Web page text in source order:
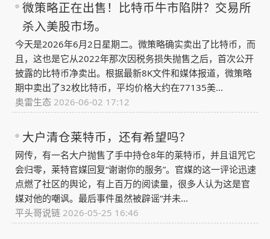
微策略正在出售！比特币牛市陷阱？交易所
杀入美股市场。
今天是2026年6月2日星期二。微策略确实卖出了比特币，而
且，这也是它从2022年那次因税务损失抛售之后，首次公开
披露的比特币净卖出。根据最新8K文件和媒体报道，微策略
期中卖出了32枚比特币，平均价格大约在77135美...
奥雷生态 2026-06-02 17:12
大户清仓莱特币，还有希望吗？
网传，有一名大户抛售了手中持仓8年的莱特币，并且诅咒它
会归零，莱特官媒回复“谢谢你的服务”。官媒的这一评论迅速
点燃了社区的舆论，有上百万的阅读量，很多人认为这是官
媒对他的嘲讽。最后事件虽然被辟谣“并未...
平头哥说链 2026-05-25 16:46